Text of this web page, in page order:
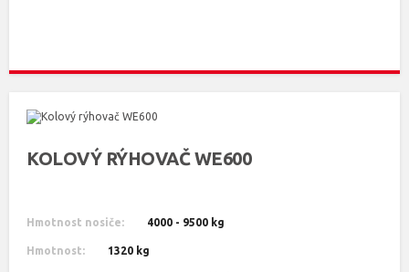
KOLOVÝ RÝHOVAČ WE600
Hmotnost nosiče: 4000 - 9500 kg
Hmotnost: 1320 kg